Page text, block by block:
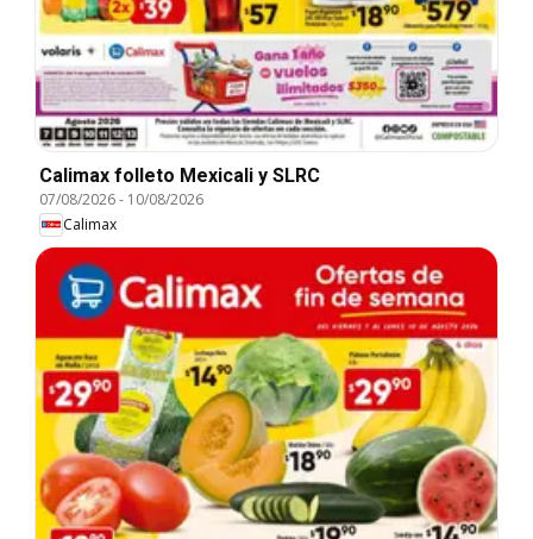
Calimax folleto Mexicali y SLRC
07/08/2026- 10/08/2026
Calimax